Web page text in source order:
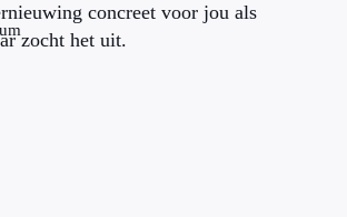
concreet voor jou als
zocht het uit.